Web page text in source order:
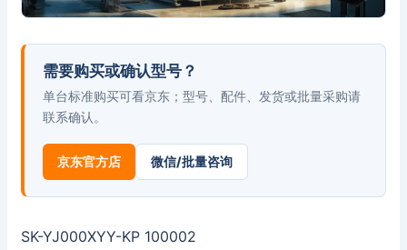
需要购买或确认型号？
单台标准购买可看京东；型号、配件、发货或批量采购请
联系确认。
京东官方店 微信/批量咨询
SK-YJ000XYY-KP 100002